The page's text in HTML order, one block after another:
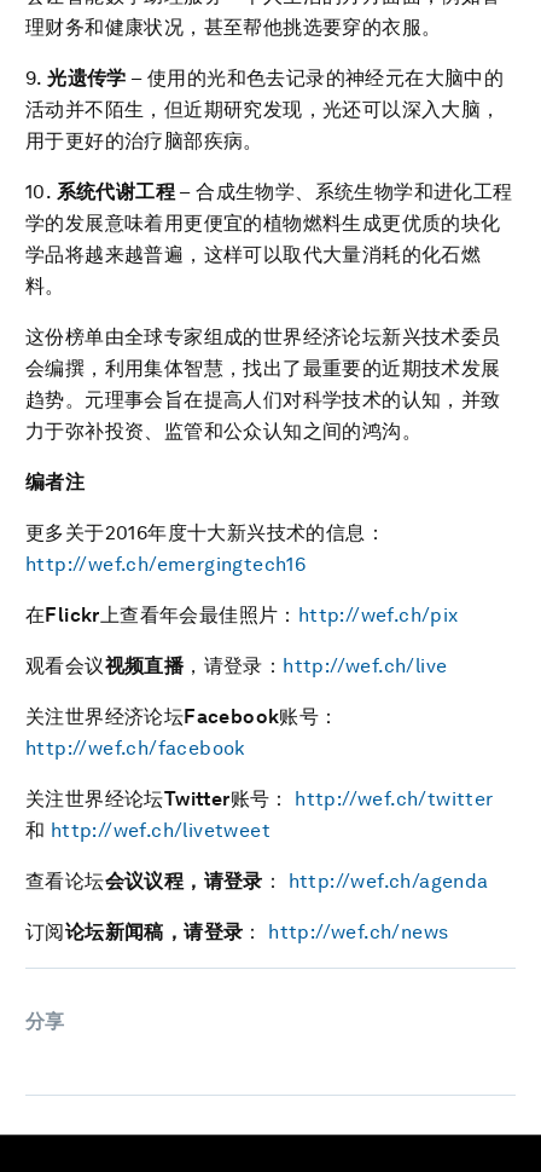
理财务和健康状况，甚至帮他挑选要穿的衣服。
9.光遗传学 – 使用的光和色去记录的神经元在大脑中的
活动并不陌生，但近期研究发现，光还可以深入大脑，
用于更好的治疗脑部疾病。
10. 系统代谢工程 – 合成生物学、系统生物学和进化工程
学的发展意味着用更便宜的植物燃料生成更优质的块化
学品将越来越普遍，这样可以取代大量消耗的化石燃
料。
这份榜单由全球专家组成的世界经济论坛新兴技术委员
会编撰，利用集体智慧，找出了最重要的近期技术发展
趋势。元理事会旨在提高人们对科学技术的认知，并致
力于弥补投资、监管和公众认知之间的鸿沟。
编者注
更多关于2016年度十大新兴技术的信息：
http://wef.ch/emergingtech16
在Flickr上查看年会最佳照片： http://wef.ch/pix
观看会议视频直播 ，请登录： http://wef.ch/live
关注世界经济论坛Facebook账号：
http://wef.ch/facebook
关注世界经论坛Twitter账号： http://wef.ch/twitter
和 http://wef.ch/livetweet
查看论坛会议议程，请登录 ： http://wef.ch/agenda
订阅论坛新闻稿，请登录 ： http://wef.ch/news
分享